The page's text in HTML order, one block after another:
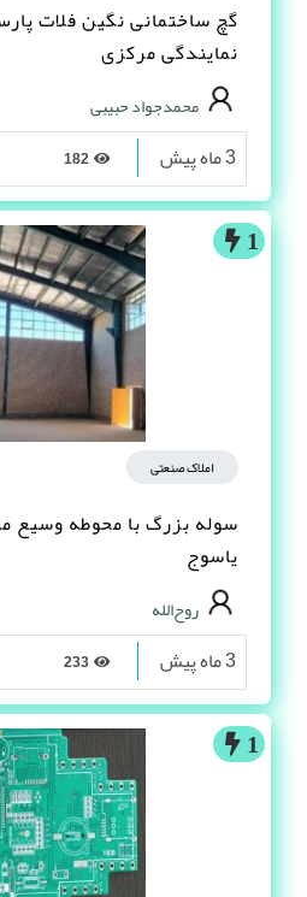
گچ ساختمانی نگین فلات
نمایندگی مرکزی
محمدجواد حبیبی
3 ماه پیش
1
املاک صنعتی
سوله بزرگ با محوطه وسیع
یاسوج
روح‌الله
3 ماه پیش
1